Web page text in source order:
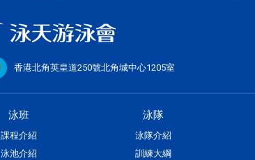
香港北角英皇道250號北角城中心1205室
泳班
課程介紹
泳池介紹
泳隊
泳隊介紹
訓練大綱